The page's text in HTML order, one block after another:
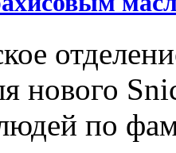
нового
по